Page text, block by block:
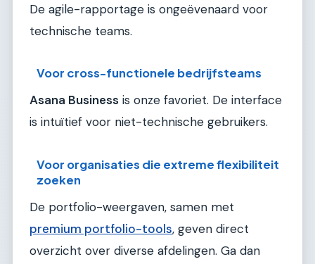
De agile-rapportage is ongeëvenaard voor
technische teams.
Voor cross-functionele bedrijfsteams
Asana Business is onze favoriet. De interface
is intuïtief voor niet-technische gebruikers.
Voor organisaties die extreme flexibiliteit
zoeken
De portfolio-weergaven, samen met
premium portfolio-tools, geven direct
overzicht over diverse afdelingen. Ga dan